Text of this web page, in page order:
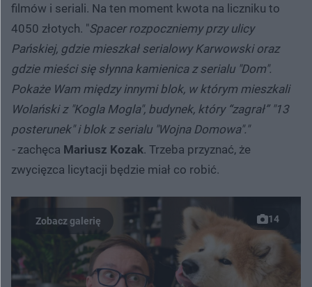
filmów i seriali. Na ten moment kwota na liczniku to
4050 złotych. "Spacer rozpoczniemy przy ulicy
Pańskiej, gdzie mieszkał serialowy Karwowski oraz
gdzie mieści się słynna kamienica z serialu "Dom".
Pokaże Wam między innymi blok, w którym mieszkali
Wolański z "Kogla Mogla", budynek, który “zagrał” "13
posterunek" i blok z serialu "Wojna Domowa"."
- zachęca Mariusz Kozak. Trzeba przyznać, że
zwycięzca licytacji będzie miał co robić.
14